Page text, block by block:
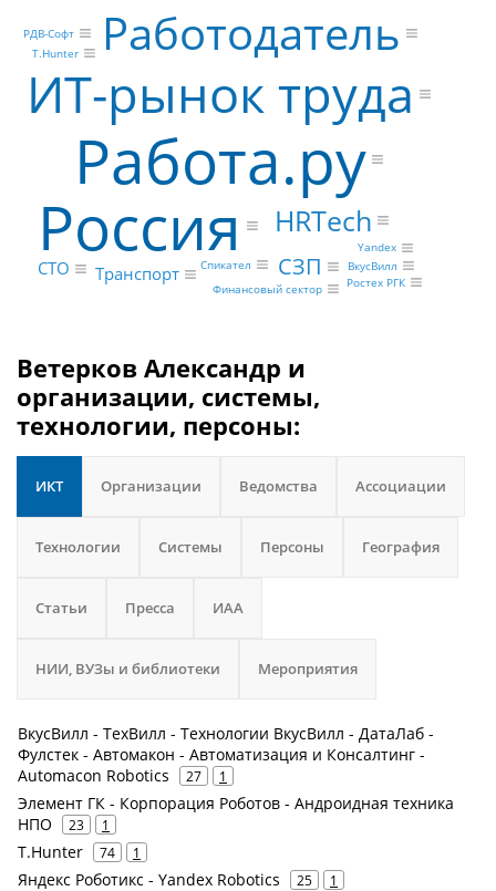
Работа.ру
Россия
ИТ-рынок труда
Работодатель
HRTech
СЗП
CTO Транспорт ВкусВилл
T.Hunter
РДВ-Софт
Спикател
Yandex
Ростех РГК
Финансовый сектор
Ветерков Александр и
организации, системы,
технологии, персоны:
ИКТ Организации Ведомства Ассоциации
Технологии Системы Персоны География
Статьи Пресса ИАА
НИИ, ВУЗы и библиотеки Мероприятия
ВкусВилл - ТехВилл - Технологии ВкусВилл - ДатаЛаб -
Фулстек - Автомакон - Автоматизация и Консалтинг -
Automacon Robotics
27 1
Элемент ГК - Корпорация Роботов - Андроидная техника
НПО
23 1
T.Hunter 74 1
Яндекс Роботикс - Yandex Robotics 25 1